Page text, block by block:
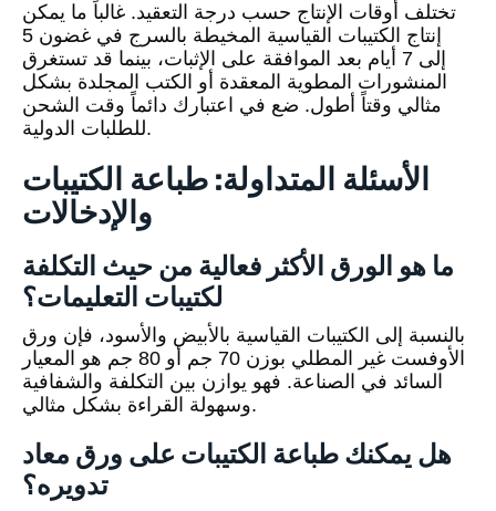
تختلف أوقات الإنتاج حسب درجة التعقيد. غالباً ما يمكن
إنتاج الكتيبات القياسية المخيطة بالسرج في غضون 5
إلى 7 أيام بعد الموافقة على الإثبات، بينما قد تستغرق
المنشورات المطوية المعقدة أو الكتب المجلدة بشكل
مثالي وقتاً أطول. ضع في اعتبارك دائماً وقت الشحن
للطلبات الدولية.
الأسئلة المتداولة: طباعة الكتيبات
والإدخالات
ما هو الورق الأكثر فعالية من حيث التكلفة
لكتيبات التعليمات؟
بالنسبة إلى الكتيبات القياسية بالأبيض والأسود، فإن ورق
الأوفست غير المطلي بوزن 70 جم أو 80 جم هو المعيار
السائد في الصناعة. فهو يوازن بين التكلفة والشفافية
وسهولة القراءة بشكل مثالي.
هل يمكنك طباعة الكتيبات على ورق معاد
تدويره؟